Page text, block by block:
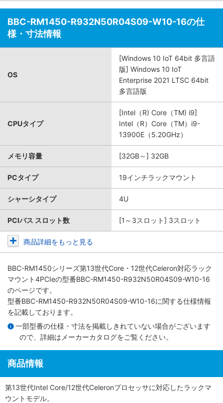
BBC-RM1450-R932N50R04S09-W10-16の仕
様・寸法情報
OS
[Windows 10 IoT 64bit 多言語
版] Windows 10 IoT
Enterprise 2021 LTSC 64bit
多言語版
CPUタイプ
[Intel（R) Core（TM) i9]
Intel（R）Core（TM）i9-
13900E（5.20GHz）
メモリ容量 [32GB～] 32GB
PCタイプ 19インチラックマウント
シャーシタイプ 4U
PCIバス スロット数 [1～3スロット] 3スロット
商品詳細をもっと見る
BBC-RM1450シリーズ第13世代Core・12世代Celeron対応ラック
マウント4PCIeの型番BBC-RM1450-R932N50R04S09-W10-16
のページです。
型番BBC-RM1450-R932N50R04S09-W10-16に関する仕様情報
を記載しております。
一部型番の仕様・寸法を掲載しきれていない場合がございます
ので、詳細は メーカーカタログをご覧ください。
商品情報
第13世代Intel Core/12世代Celeronプロセッサに対応したラックマ
ウントモデル。